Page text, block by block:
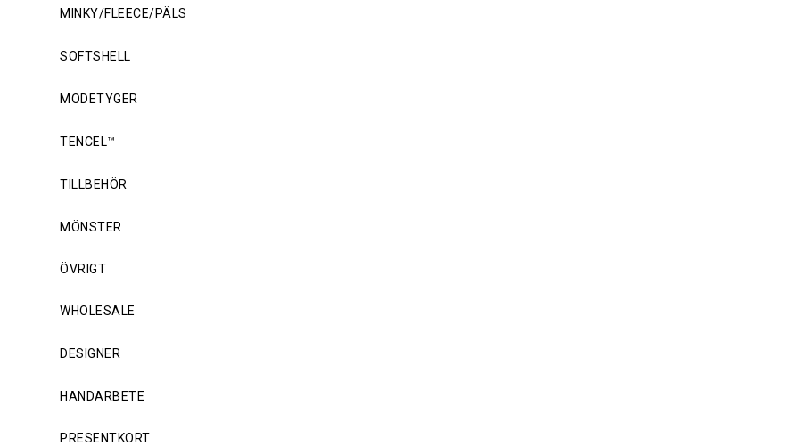
MINKY/FLEECE/PÄLS
SOFTSHELL
MODETYGER
TENCEL™
TILLBEHÖR
MÖNSTER
ÖVRIGT
WHOLESALE
DESIGNER
HANDARBETE
PRESENTKORT